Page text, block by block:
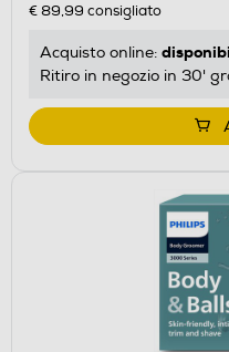
€ 89,99 consigliato
Acquisto online:
Ritiro in negozio in 30'